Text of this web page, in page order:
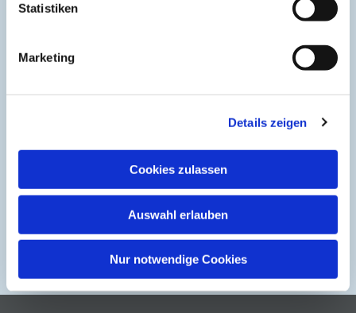
Statistiken
Marketing
Details zeigen
Cookies zulassen
Auswahl erlauben
Nur notwendige Cookies